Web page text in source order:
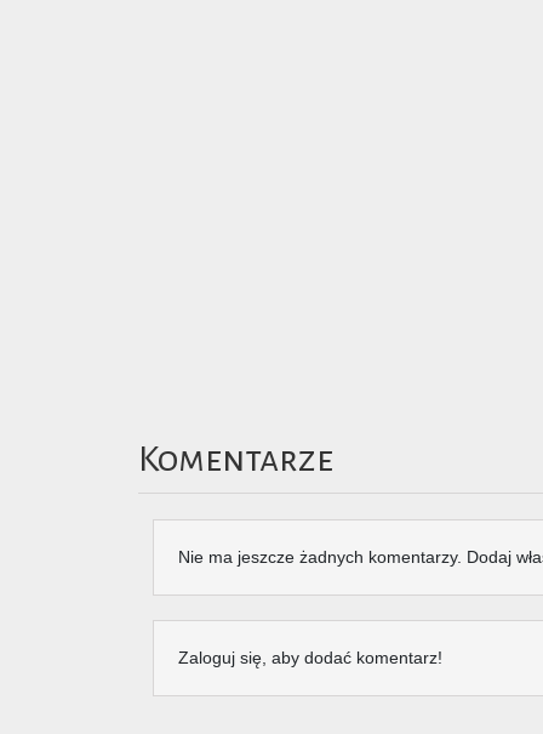
Komentarze
Nie ma jeszcze żadnych komentarzy. Dodaj
Zaloguj się, aby dodać komentarz!